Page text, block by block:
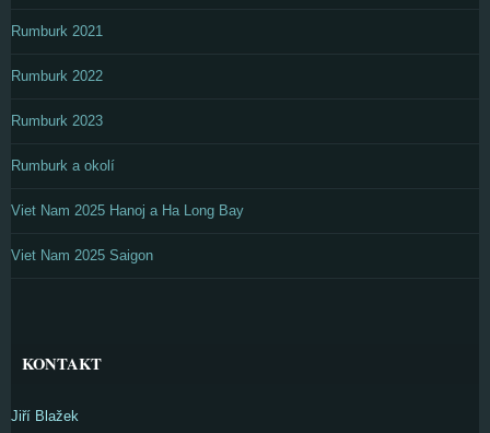
Rumburk 2021
Rumburk 2022
Rumburk 2023
Rumburk a okolí
Viet Nam 2025 Hanoj a Ha Long Bay
Viet Nam 2025 Saigon
KONTAKT
Jiří Blažek